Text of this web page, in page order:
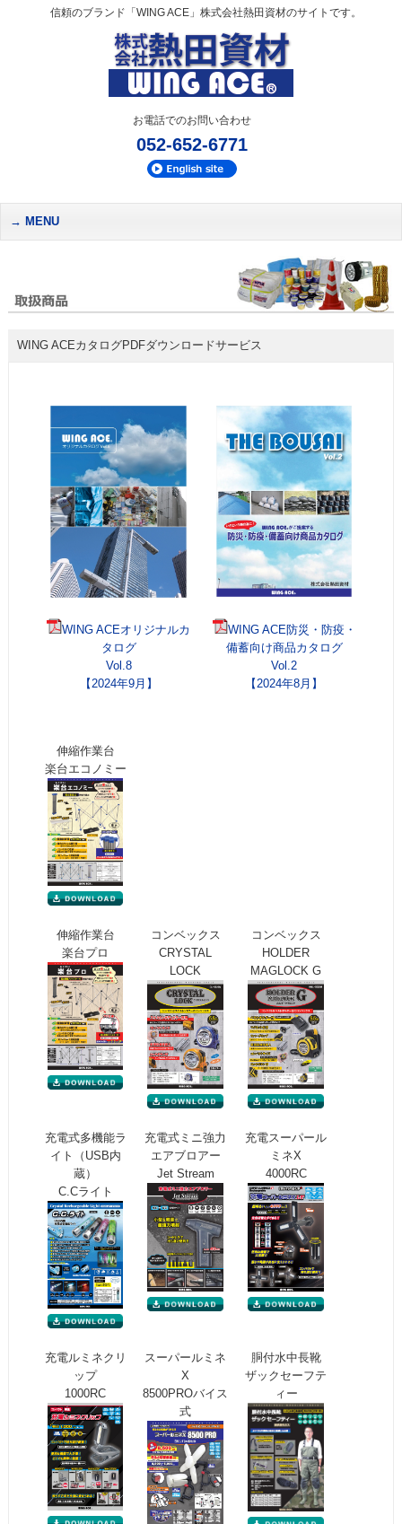
信頼のブランド「WING ACE」株式会社熱田資材のサイトです。
お電話でのお問い合わせ
052-652-6771
MENU
WING ACEカタログPDFダウンロードサービス
WING ACEオリジナルカ
タログ
Vol.8
【2024年9月】
WING ACE防災・防疫・
備蓄向け商品カタログ
Vol.2
【2024年8月】
伸縮作業台
楽台エコノミー
伸縮作業台
楽台プロ
コンベックス
CRYSTAL
LOCK
コンベックス
HOLDER
MAGLOCK G
充電式多機能ラ
イト（USB内
蔵）
C.Cライト
充電式ミニ強力
エアブロアー
Jet Stream
充電スーパール
ミネX
4000RC
充電ルミネクリ
ップ
1000RC
スーパールミネ
X
8500PROバイス
式
胴付水中長靴
ザックセーフテ
ィー